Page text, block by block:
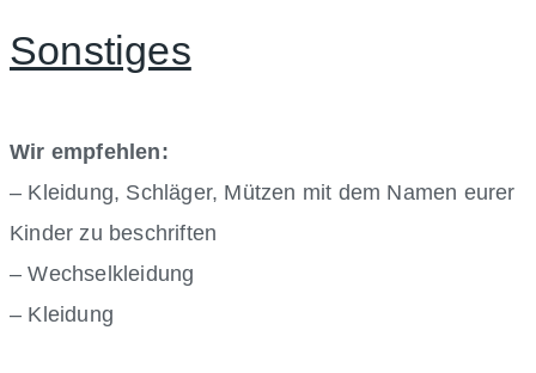
Sonstiges
Wir empfehlen:
– Kleidung, Schläger, Mützen mit dem Namen eurer
Kinder zu beschriften
– Wechselkleidung
– Kleidung